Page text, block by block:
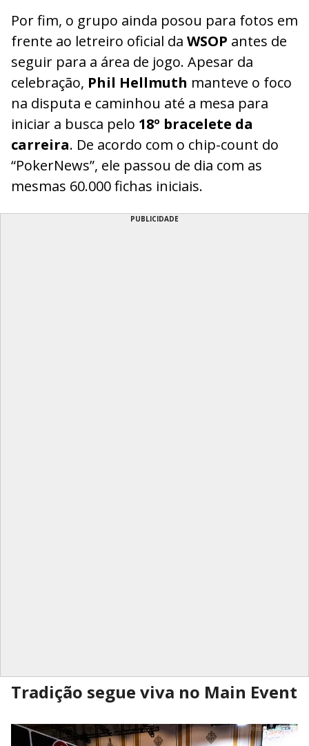
Por fim, o grupo ainda posou para fotos em
frente ao letreiro oficial da WSOP antes de
seguir para a área de jogo. Apesar da
celebração, Phil Hellmuth manteve o foco
na disputa e caminhou até a mesa para
iniciar a busca pelo 18º bracelete da
carreira. De acordo com o chip-count do
“PokerNews”, ele passou de dia com as
mesmas 60.000 fichas iniciais.
PUBLICIDADE
Tradição segue viva no Main Event